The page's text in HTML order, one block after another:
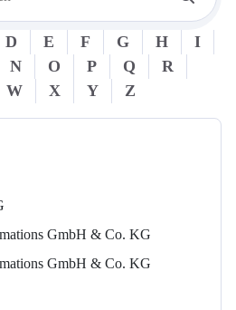
D E F G H
I
N O P Q
R
W X Y Z
GmbH & Co. KG
GmbH & Co. KG